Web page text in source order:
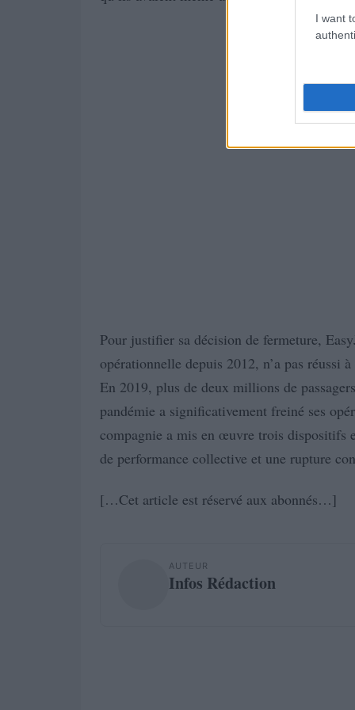
I want
Pour justifier sa décision de fermeture,
opérationnelle depuis 2012, n’a pas réussi
En 2019, plus de deux millions de
pandémie a significativement freiné ses
compagnie a mis en œuvre trois dispositifs
de performance collective et une rupture
[…Cet article est réservé aux abonnés…]
AUTEUR
Infos Rédaction